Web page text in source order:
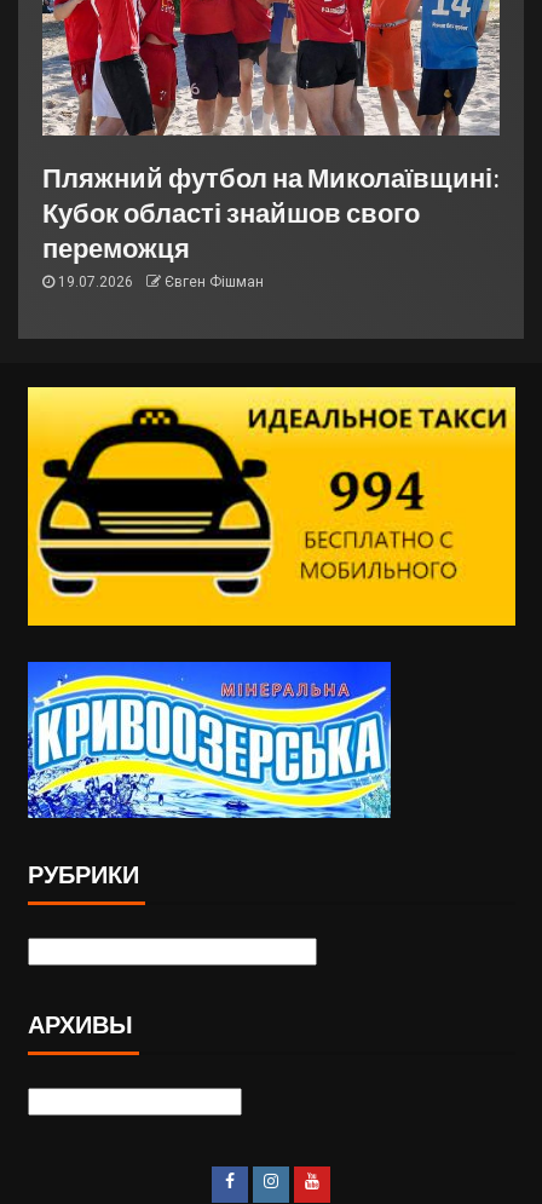
Пляжний футбол на Миколаївщині:
Кубок області знайшов свого
переможця
19.07.2026 Євген Фішман
РУБРИКИ
АРХИВЫ